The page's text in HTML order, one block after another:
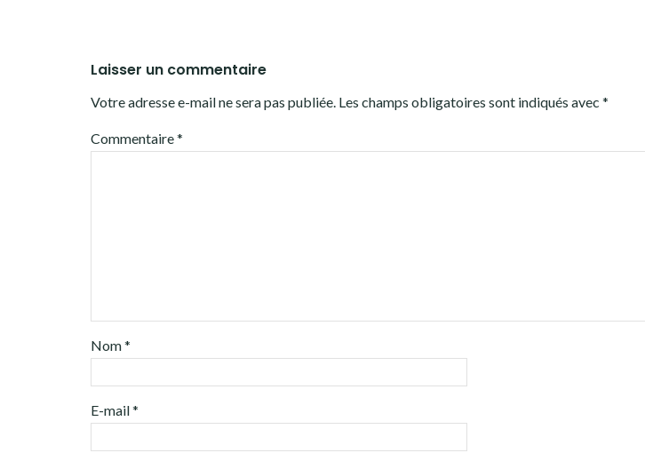
Laisser un commentaire
Votre adresse e-mail ne sera pas publiée. Les champs obligatoires sont indiqués avec *
Commentaire*
Nom*
E-mail*